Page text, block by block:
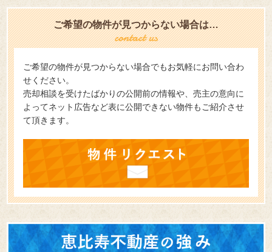
ご希望の物件が見つからない場合は…
ご希望の物件が見つからない場合でもお気軽にお問い合わ
せください。
売却相談を受けたばかりの公開前の情報や、売主の意向に
よってネット広告など表に公開できない物件もご紹介させ
て頂きます。